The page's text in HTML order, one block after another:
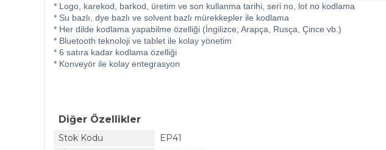
* Logo, karekod, barkod, üretim ve son kullanma tarihi, seri no, lot no kodlama
* Su bazlı, dye bazlı ve solvent bazlı mürekkepler ile kodlama
* Her dilde kodlama yapabilme özelliği (İngilizce, Arapça, Rusça, Çince vb.)
* Bluetooth teknoloji ve tablet ile kolay yönetim
* 6 satıra kadar kodlama özelliği
* Konveyör ile kolay entegrasyon
Diğer Özellikler
Stok Kodu
EP41